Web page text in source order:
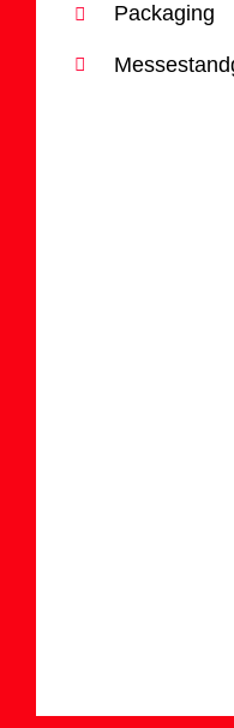
Packaging